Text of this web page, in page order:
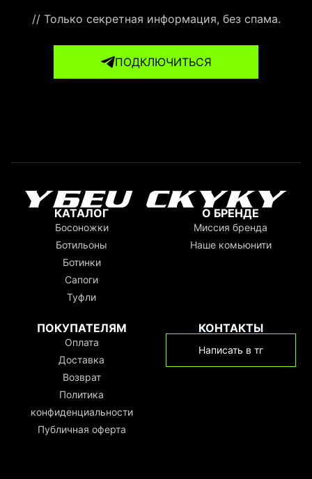
// Только секретная информация, без спама.
ПОДКЛЮЧИТЬСЯ
КАТАЛОГ
Босоножки
Ботильоны
Ботинки
Сапоги
Туфли
О БРЕНДЕ
Миссия бренда
Наше комьюнити
ПОКУПАТЕЛЯМ
Оплата
Доставка
Возврат
Политика
конфиденциальности
Публичная оферта
КОНТАКТЫ
Написать в тг